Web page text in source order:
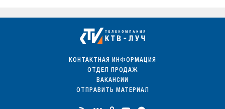
КОНТАКТНАЯ ИНФОРМАЦИЯ
ОТДЕЛ ПРОДАЖ
ВАКАНСИИ
ОТПРАВИТЬ МАТЕРИАЛ